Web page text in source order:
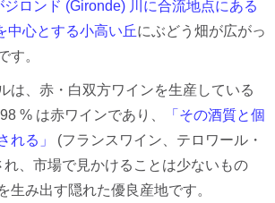
ジロンド (Gironde) 川に合流地点にある
中心とする小高い丘にぶどう畑が広がっ
す。
は、赤・白双方ワインを生産している
% は赤ワインであり、
「その酒質と個
れる」
(フランスワイン、テロワール・
れ、市場で見かけることは少ないもの
生み出す隠れた優良産地です。